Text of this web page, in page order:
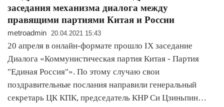
заседания механизма диалога между
правящими партиями Китая и России
metroadmin 20.04.2021 15:43
20 апреля в онлайн-формате прошло IX заседание
Диалога «Коммунистическая партия Китая - Партия
"Единая Россия"». По этому случаю свои
поздравительные послания направили генеральный
секретарь ЦК КПК, председатель КНР Си Цзиньпин…